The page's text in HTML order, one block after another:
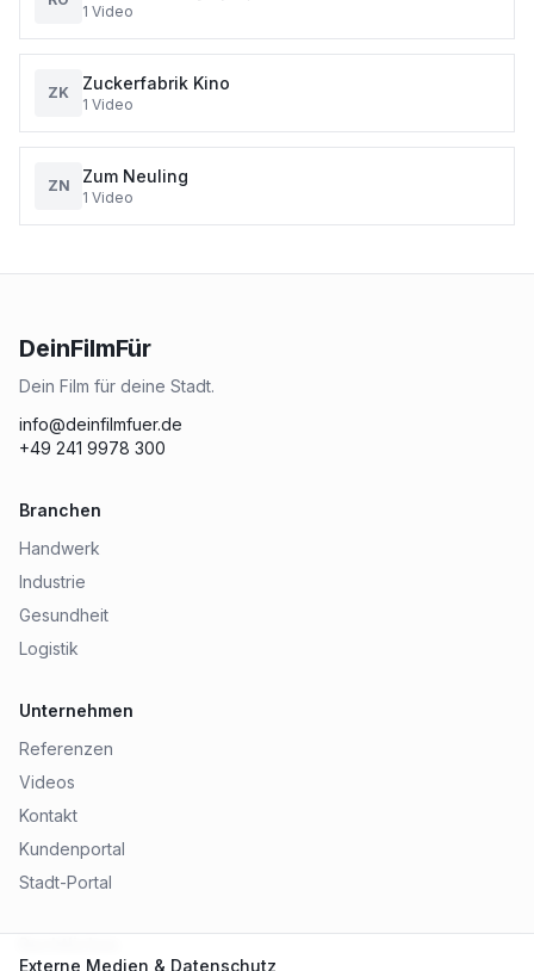
1 Video
ZK Zuckerfabrik Kino
1 Video
ZN Zum Neuling
1 Video
DeinFilmFür
Dein Film für deine Stadt.
info@deinfilmfuer.de
+49 241 9978 300
Branchen
Handwerk
Industrie
Gesundheit
Logistik
Unternehmen
Referenzen
Videos
Kontakt
Kundenportal
Stadt-Portal
Externe Medien & Datenschutz